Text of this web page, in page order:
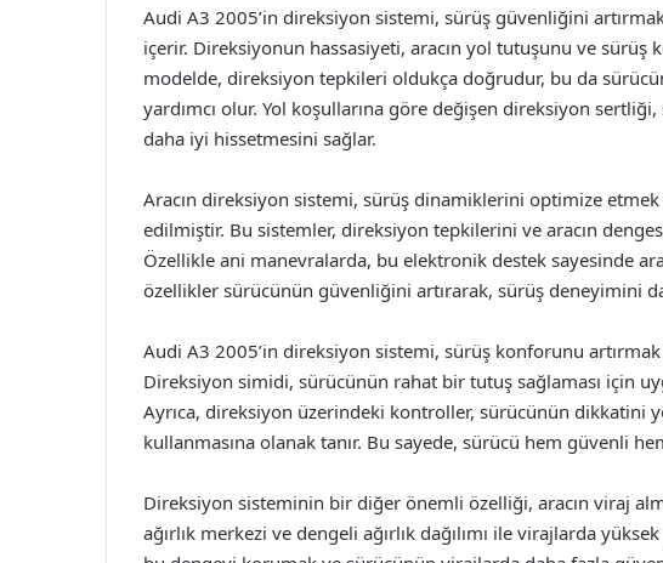
Audi A3 2005’in direksiyon sistemi, sürüş güvenliğini
içerir. Direksiyonun hassasiyeti, aracın yol tutuşunu ve
modelde, direksiyon tepkileri oldukça doğrudur, bu da
yardımcı olur. Yol koşullarına göre değişen direksiyon
daha iyi hissetmesini sağlar.
Aracın direksiyon sistemi, sürüş dinamiklerini optimize
edilmiştir. Bu sistemler, direksiyon tepkilerini ve aracın
Özellikle ani manevralarda, bu elektronik destek sayesinde
özellikler sürücünün güvenliğini artırarak, sürüş deneyimini
Audi A3 2005’in direksiyon sistemi, sürüş konforunu
Direksiyon simidi, sürücünün rahat bir tutuş sağlaması için
Ayrıca, direksiyon üzerindeki kontroller, sürücünün dikkatini
kullanmasına olanak tanır. Bu sayede, sürücü hem güvenli
Direksiyon sisteminin bir diğer önemli özelliği, aracın viraj
ağırlık merkezi ve dengeli ağırlık dağılımı ile virajlarda